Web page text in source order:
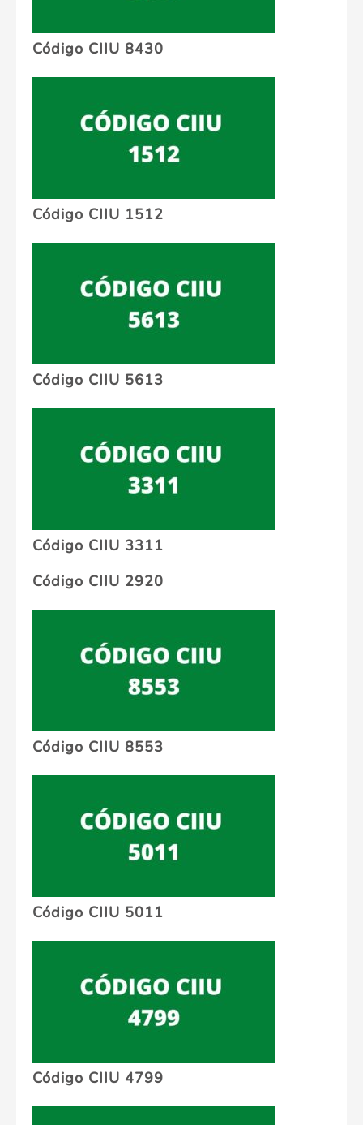
Código CIIU 8430
Código CIIU 1512
Código CIIU 5613
Código CIIU 3311
Código CIIU 2920
Código CIIU 8553
Código CIIU 5011
Código CIIU 4799